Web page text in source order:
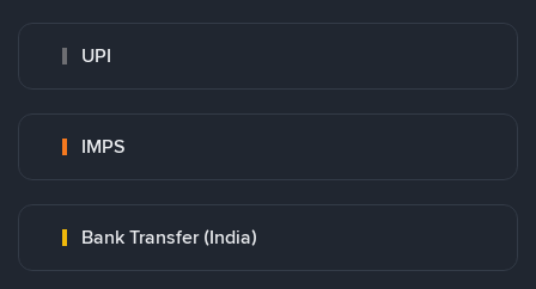
UPI
IMPS
Bank Transfer (India)